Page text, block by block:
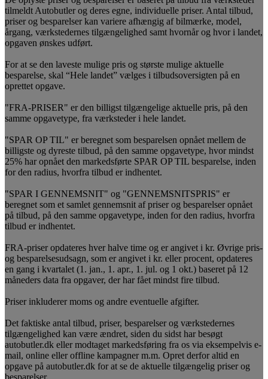
tilmeldt Autobutler og deres egne, individuelle priser. Antal tilbud,
priser og besparelser kan variere afhængig af bilmærke, model,
årgang, værkstedernes tilgængelighed samt hvornår og hvor i landet,
opgaven ønskes udført.
For at se den laveste mulige pris og største mulige aktuelle
besparelse, skal “Hele landet” vælges i tilbudsoversigten på en
oprettet opgave.
"FRA-PRISER" er den billigst tilgængelige aktuelle pris, på den
samme opgavetype, fra værksteder i hele landet.
"SPAR OP TIL" er beregnet som besparelsen opnået mellem de
billigste og dyreste tilbud, på den samme opgavetype, hvor mindst
25% har opnået den markedsførte SPAR OP TIL besparelse, inden
for den radius, hvorfra tilbud er indhentet.
"SPAR I GENNEMSNIT" og "GENNEMSNITSPRIS" er
beregnet som et samlet gennemsnit af priser og besparelser opnået
på tilbud, på den samme opgavetype, inden for den radius, hvorfra
tilbud er indhentet.
FRA-priser opdateres hver halve time og er angivet i kr. Øvrige pris-
og besparelsesudsagn, som er angivet i kr. eller procent, opdateres
en gang i kvartalet (1. jan., 1. apr., 1. jul. og 1 okt.) baseret på 12
måneders data fra opgaver, der har fået mindst fire tilbud.
Priser inkluderer moms og andre eventuelle afgifter.
Det faktiske antal tilbud, priser, besparelser og værkstedernes
tilgængelighed kan være ændret, siden du sidst har besøgt
autobutler.dk eller modtaget markedsføring fra os via eksempelvis e-
mail, online eller offline kampagner m.m. Opret derfor altid en
opgave på autobutler.dk for at se de aktuelle tilgængelig priser og
besparelser.